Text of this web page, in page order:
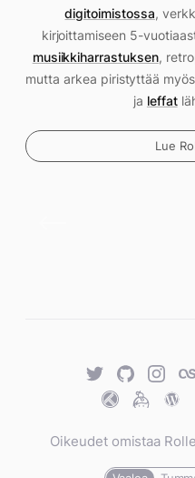
digitoimistossa,
kirjoittamiseen 5-
musiikkiharrastuksen,
mutta arkea piristyttää
ja leffat
Lue
TwitterGitHubTwitter
Trakt
Oikeudet omistaa